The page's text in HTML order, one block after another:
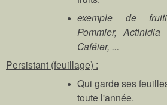
exemple de
Pommier, Actinidia
Caféier, ...
Persistant (feuillage) :
Qui garde ses
toute l'année.